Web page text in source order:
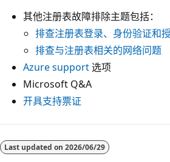
其他注册表故障排除主题包括：
排查注册表登录、身份验证和
排查与注册表相关的网络问题
Azure support选项
Microsoft Q&A
开具支持票证
Last updated on 2026/06/29